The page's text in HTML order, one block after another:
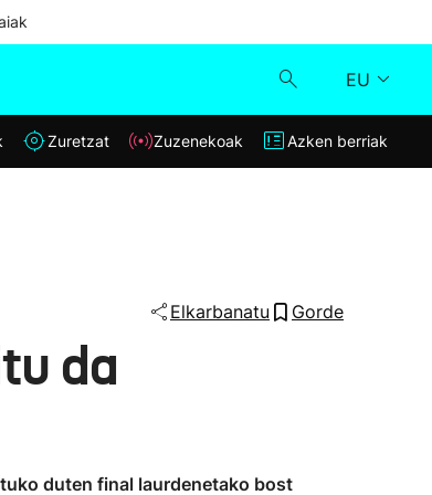
EU
Klisk
Zuretzat Zuzenekoak Azken berriak
Elkarbanatu
Gorde
da
duten final laurdenetako bost